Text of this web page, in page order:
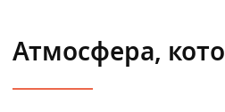
Атмосфера,